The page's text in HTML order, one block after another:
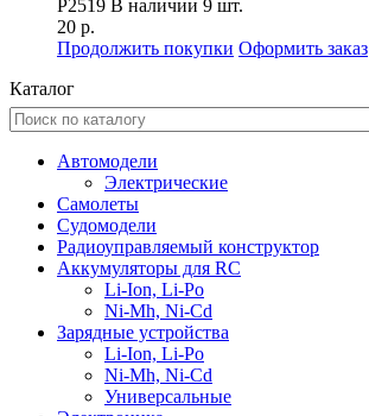
P2519 В наличии 9 шт.
20 р.
Продолжить покупки Оформить заказ
Каталог
Автомодели
Электрические
Самолеты
Судомодели
Радиоуправляемый конструктор
Аккумуляторы для RC
Li-Ion, Li-Po
Ni-Mh, Ni-Cd
Зарядные устройства
Li-Ion, Li-Po
Ni-Mh, Ni-Cd
Универсальные